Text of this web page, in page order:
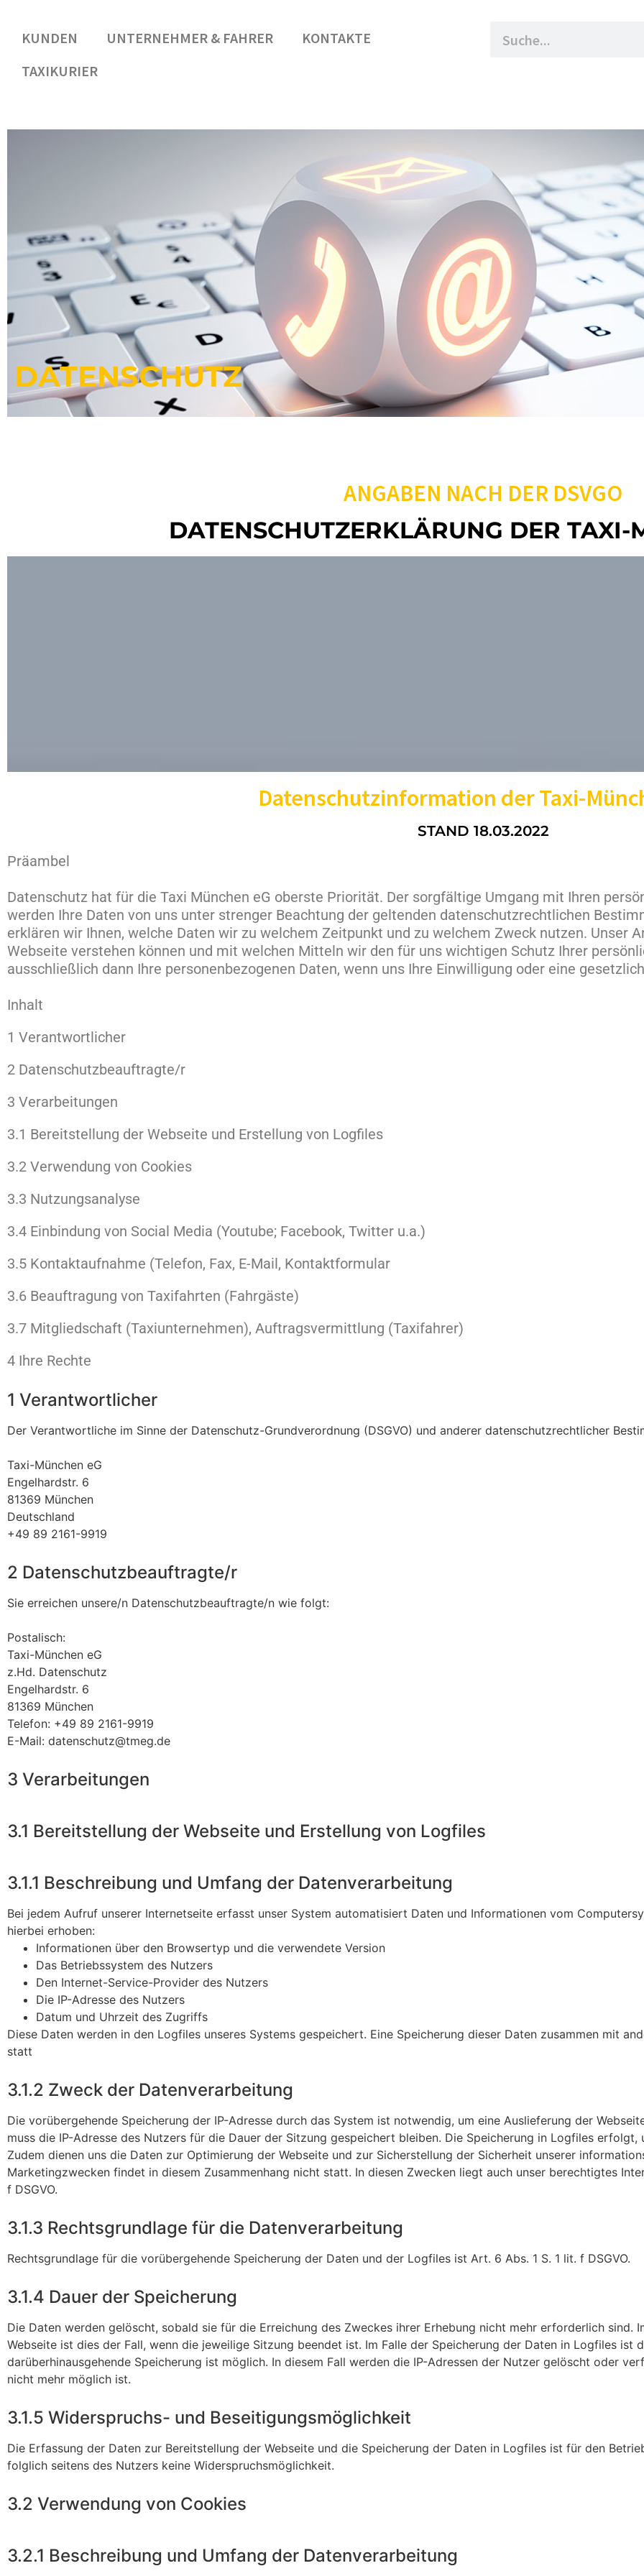
KUNDEN UNTERNEHMER & FAHRER
KONTAKTE
TAXIKURIER
DATENSCHUTZ
ANGABEN NACH DER DSVGO
DATENSCHUTZERKLÄRUNG DER TAXI-
Datenschutzinformation der Taxi-
STAND 18.03.2022
Präambel
Datenschutz hat für die Taxi München eG oberste Priorität. Der sorgfältige Umgang mit Ihren
werden Ihre Daten von uns unter strenger Beachtung der geltenden datenschutzrechtlichen
erklären wir Ihnen, welche Daten wir zu welchem Zeitpunkt und zu welchem Zweck nutzen. Unser
Webseite verstehen können und mit welchen Mitteln wir den für uns wichtigen Schutz Ihrer
ausschließlich dann Ihre personenbezogenen Daten, wenn uns Ihre Einwilligung oder eine
Inhalt
1 Verantwortlicher
2 Datenschutzbeauftragte/r
3 Verarbeitungen
3.1 Bereitstellung der Webseite und Erstellung von Logfiles
3.2 Verwendung von Cookies
3.3 Nutzungsanalyse
3.4 Einbindung von Social Media (Youtube; Facebook, Twitter u.a.)
3.5 Kontaktaufnahme (Telefon, Fax, E-Mail, Kontaktformular
3.6 Beauftragung von Taxifahrten (Fahrgäste)
3.7 Mitgliedschaft (Taxiunternehmen), Auftragsvermittlung (Taxifahrer)
4 Ihre Rechte
1 Verantwortlicher
Der Verantwortliche im Sinne der Datenschutz-Grundverordnung (DSGVO) und anderer datenschutzrechtlicher
Taxi-München eG
Engelhardstr. 6
81369 München
Deutschland
+49 89 2161-9919
2 Datenschutzbeauftragte/r
Sie erreichen unsere/n Datenschutzbeauftragte/n wie folgt:
Postalisch:
Taxi-München eG
z.Hd. Datenschutz
Engelhardstr. 6
81369 München
Telefon: +49 89 2161-9919
E-Mail: datenschutz@tmeg.de
3 Verarbeitungen
3.1 Bereitstellung der Webseite und Erstellung von Logfiles
3.1.1 Beschreibung und Umfang der Datenverarbeitung
Bei jedem Aufruf unserer Internetseite erfasst unser System automatisiert Daten und Informationen vom
hierbei erhoben:
Informationen über den Browsertyp und die verwendete Version
Das Betriebssystem des Nutzers
Den Internet-Service-Provider des Nutzers
Die IP-Adresse des Nutzers
Datum und Uhrzeit des Zugriffs
Diese Daten werden in den Logfiles unseres Systems gespeichert. Eine Speicherung dieser Daten zusammen mit
statt
3.1.2 Zweck der Datenverarbeitung
Die vorübergehende Speicherung der IP-Adresse durch das System ist notwendig, um eine Auslieferung der
muss die IP-Adresse des Nutzers für die Dauer der Sitzung gespeichert bleiben. Die Speicherung in Logfiles
Zudem dienen uns die Daten zur Optimierung der Webseite und zur Sicherstellung der Sicherheit unserer
Marketingzwecken findet in diesem Zusammenhang nicht statt. In diesen Zwecken liegt auch unser berechtigtes
f DSGVO.
3.1.3 Rechtsgrundlage für die Datenverarbeitung
Rechtsgrundlage für die vorübergehende Speicherung der Daten und der Logfiles ist Art. 6 Abs. 1 S. 1 lit. f DSGVO.
3.1.4 Dauer der Speicherung
Die Daten werden gelöscht, sobald sie für die Erreichung des Zweckes ihrer Erhebung nicht mehr erforderlich sind.
Webseite ist dies der Fall, wenn die jeweilige Sitzung beendet ist. Im Falle der Speicherung der Daten in Logfiles ist
darüberhinausgehende Speicherung ist möglich. In diesem Fall werden die IP-Adressen der Nutzer gelöscht oder
nicht mehr möglich ist.
3.1.5 Widerspruchs- und Beseitigungsmöglichkeit
Die Erfassung der Daten zur Bereitstellung der Webseite und die Speicherung der Daten in Logfiles ist für den
folglich seitens des Nutzers keine Widerspruchsmöglichkeit.
3.2 Verwendung von Cookies
3.2.1 Beschreibung und Umfang der Datenverarbeitung